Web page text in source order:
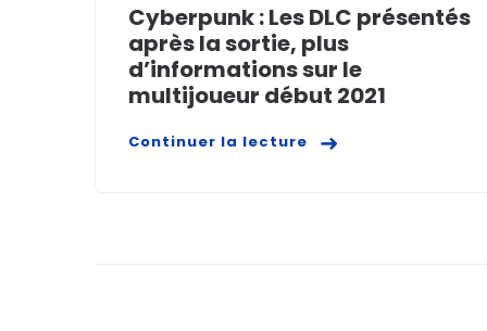
Cyberpunk : Les DLC présentés
après la sortie, plus
d’informations sur le
multijoueur début 2021
Continuer la lecture